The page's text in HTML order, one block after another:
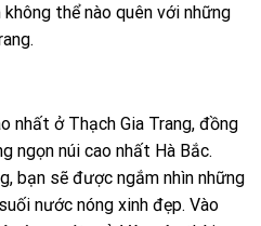
thể nào quên với những
nhất ở Thạch Gia Trang, đồng
ngọn núi cao nhất Hà Bắc.
bạn sẽ được ngắm nhìn những
nước nóng xinh đẹp. Vào